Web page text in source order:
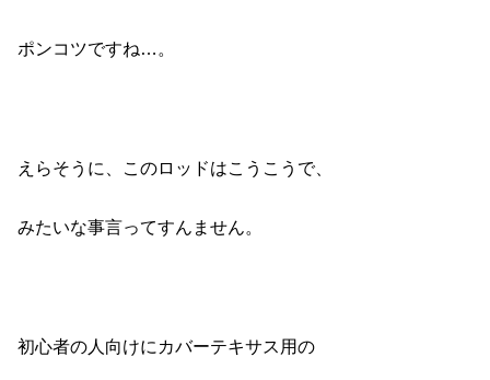
ポンコツですね…。
えらそうに、このロッドはこうこうで、
みたいな事言ってすんません。
初心者の人向けにカバーテキサス用の